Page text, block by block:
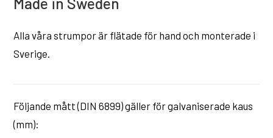
Alla våra strumpor är flätade för hand och monterade i
Sverige.
Följande mått (DIN 6899) gäller för galvaniserade kaus
(mm):